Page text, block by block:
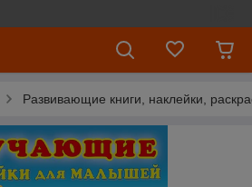
Развивающие книги, наклейки,